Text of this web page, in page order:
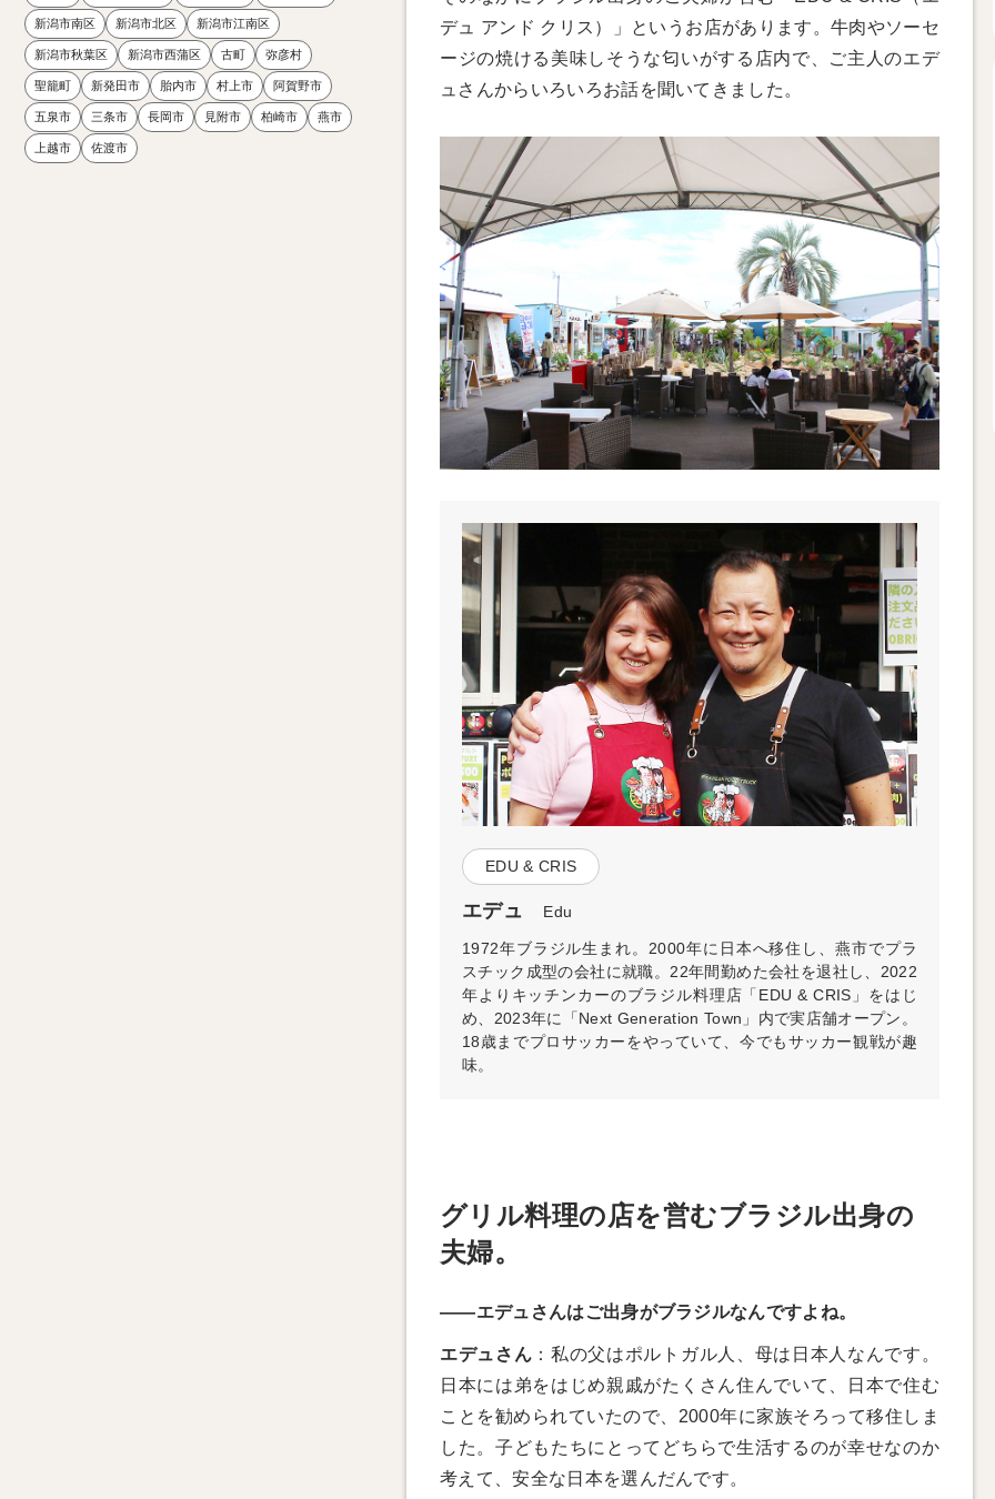
新潟市南区 新潟市北区 新潟市江南区
新潟市秋葉区 新潟市西蒲区 古町 弥彦村
聖籠町 新発田市 胎内市 村上市 阿賀野市
五泉市 三条市 長岡市 見附市 柏崎市 燕市
上越市 佐渡市
デュ アンド クリス）」というお店があります。牛肉やソーセ
ージの焼ける美味しそうな匂いがする店内で、ご主人のエデ
ュさんからいろいろお話を聞いてきました。
EDU & CRIS
エデュ Edu
1972年ブラジル生まれ。2000年に日本へ移住し、燕市でプラ
スチック成型の会社に就職。22年間勤めた会社を退社し、2022
年よりキッチンカーのブラジル料理店「EDU & CRIS」をはじ
め、2023年に「Next Generation Town」内で実店舗オープン。
18歳までプロサッカーをやっていて、今でもサッカー観戦が趣
味。
グリル料理の店を営むブラジル出身の
夫婦。
——エデュさんはご出身がブラジルなんですよね。
エデュさん ：私の父はポルトガル人、母は日本人なんです。
日本には弟をはじめ親戚がたくさん住んでいて、日本で住む
ことを勧められていたので、2000年に家族そろって移住しま
した。子どもたちにとってどちらで生活するのが幸せなのか
考えて、安全な日本を選んだんです。